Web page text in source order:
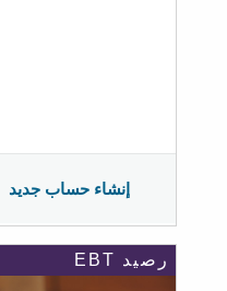
إنشاء حساب جديد
رصيد EBT